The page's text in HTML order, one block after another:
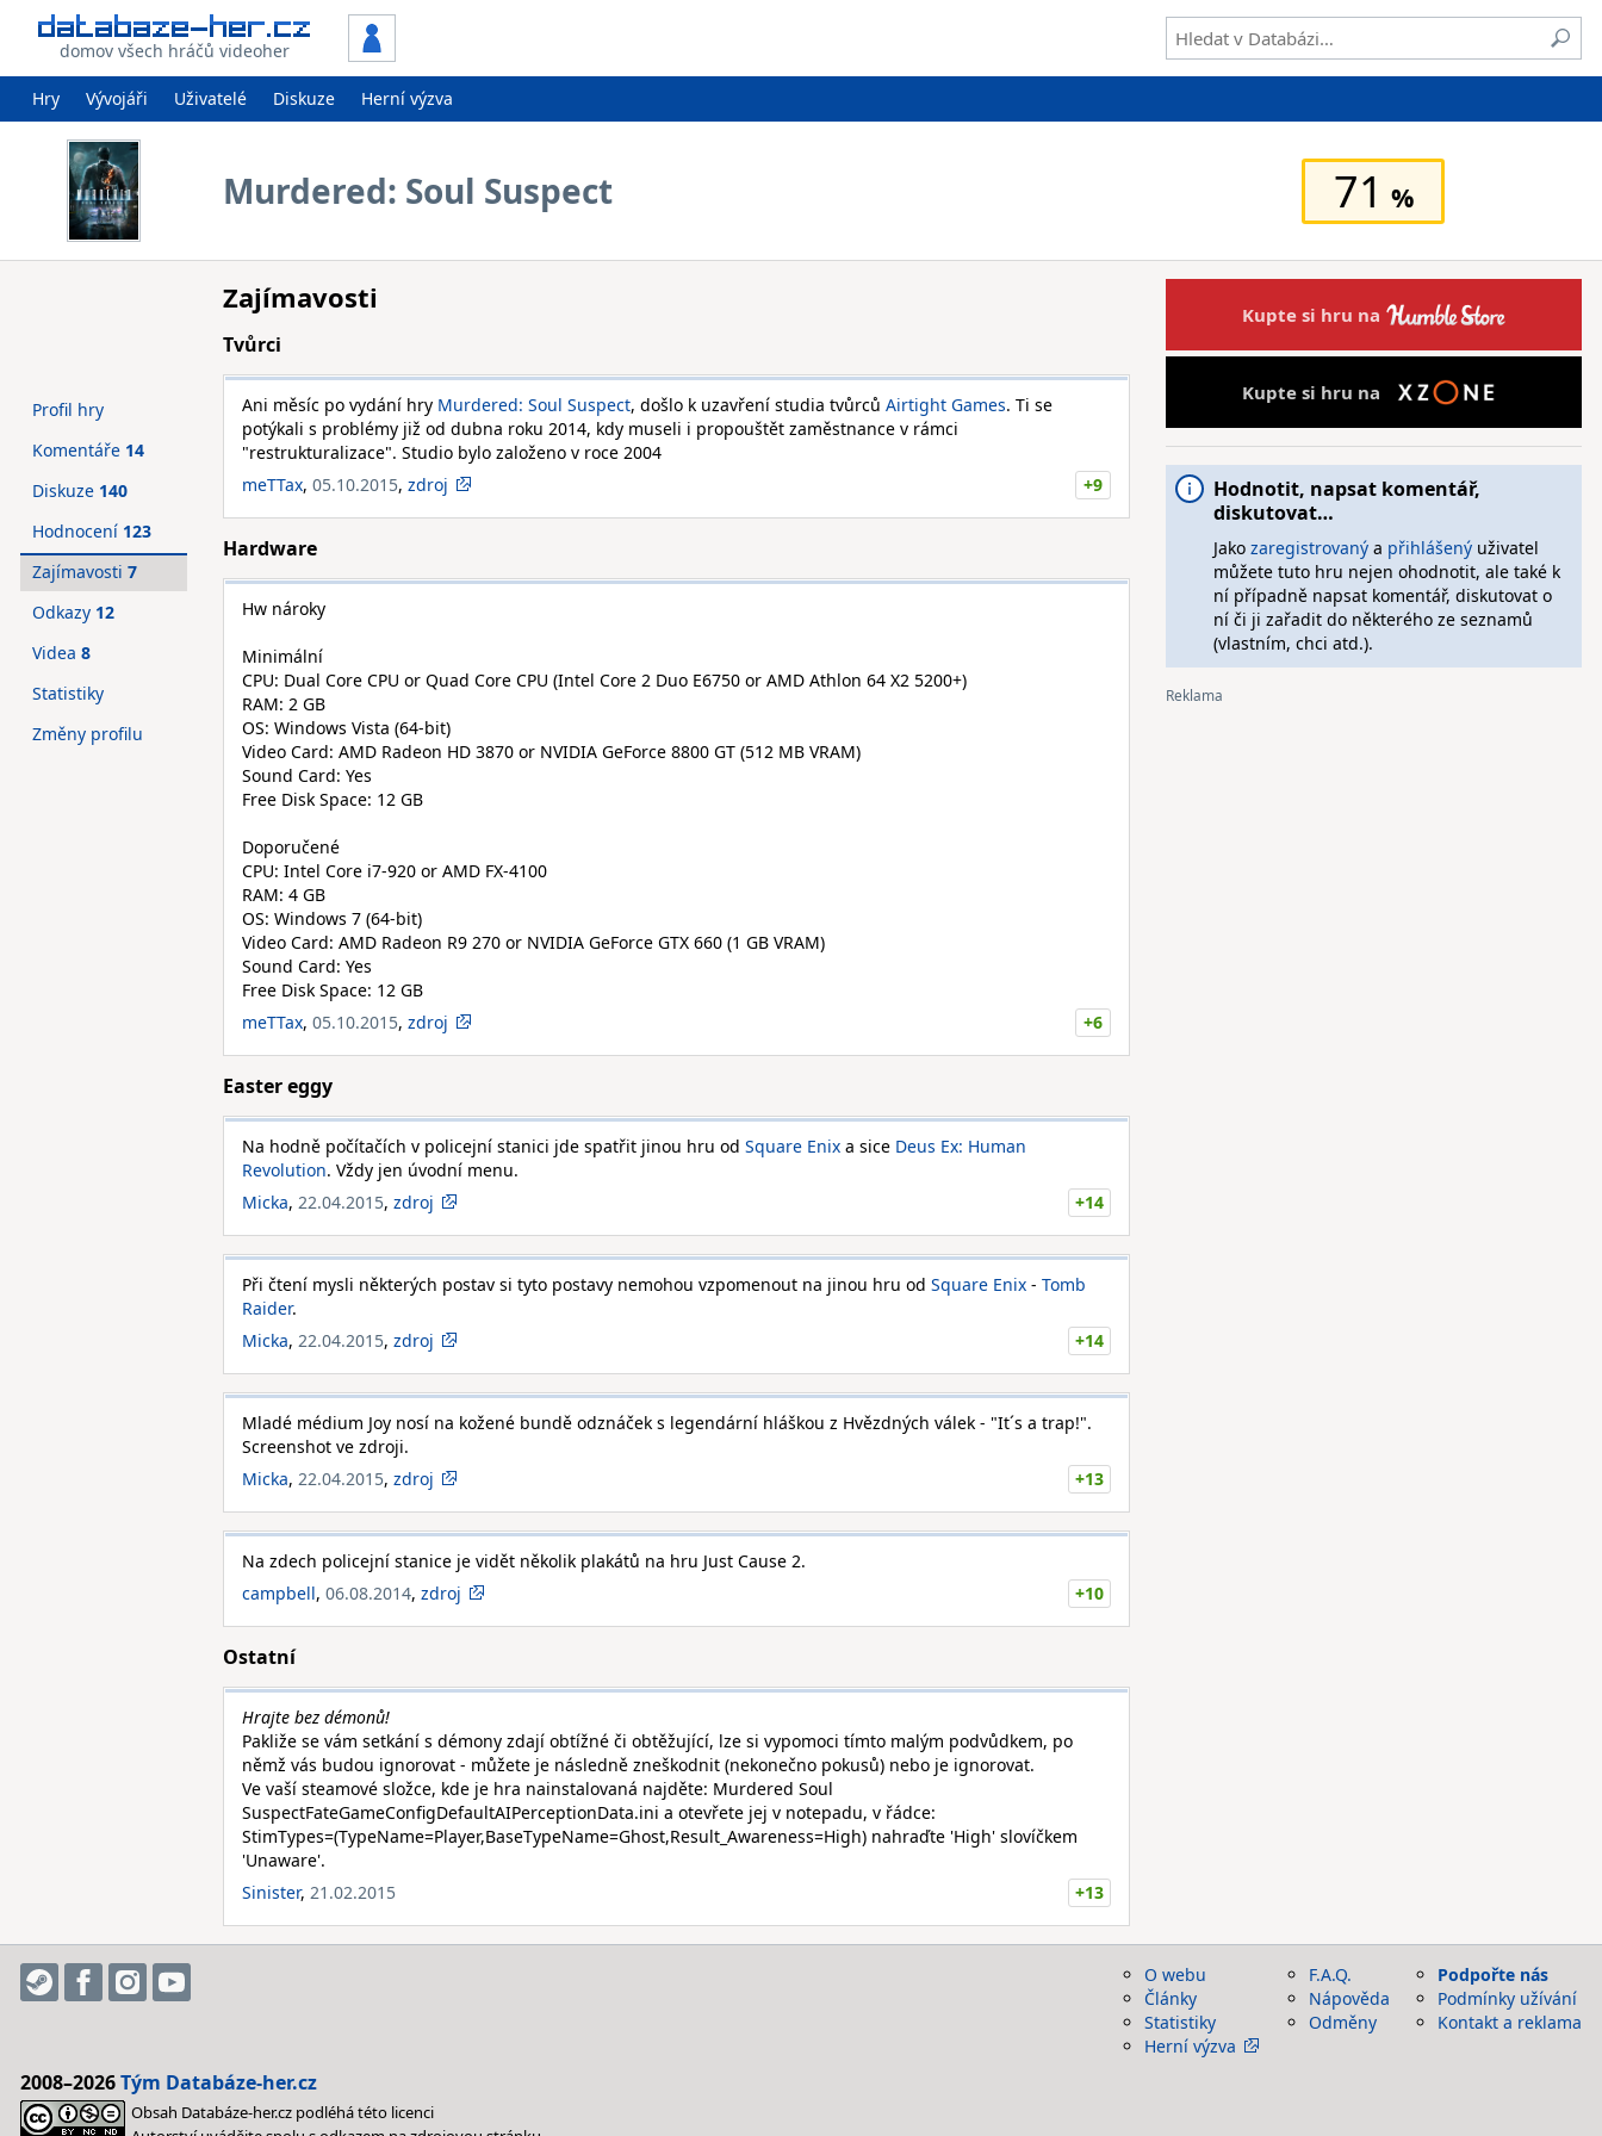
domov všech hráčů videoher
Hry Vývojáři Uživatelé Diskuze Herní výzva
Murdered: Soul Suspect 71
Zajímavosti
Tvůrci
Ani měsíc po vydání hry Murdered: Soul Suspect, došlo k uzavření studia tvůrců Airtight Games. Ti se
potýkali s problémy již od dubna roku 2014, kdy museli i propouštět zaměstnance v rámci
"restrukturalizace". Studio bylo založeno v roce 2004
meTTax, 05.10.2015, zdroj +9
Hardware
Hw nároky
Minimální
CPU: Dual Core CPU or Quad Core CPU (Intel Core 2 Duo E6750 or AMD Athlon 64 X2 5200+)
RAM: 2 GB
OS: Windows Vista (64-bit)
Video Card: AMD Radeon HD 3870 or NVIDIA GeForce 8800 GT (512 MB VRAM)
Sound Card: Yes
Free Disk Space: 12 GB
Doporučené
CPU: Intel Core i7-920 or AMD FX-4100
RAM: 4 GB
OS: Windows 7 (64-bit)
Video Card: AMD Radeon R9 270 or NVIDIA GeForce GTX 660 (1 GB VRAM)
Sound Card: Yes
Free Disk Space: 12 GB
meTTax, 05.10.2015, zdroj +6
Easter eggy
Na hodně počítačích v policejní stanici jde spatřit jinou hru od Square Enix a sice Deus Ex: Human
Revolution. Vždy jen úvodní menu.
Micka, 22.04.2015, zdroj +14
Při čtení mysli některých postav si tyto postavy nemohou vzpomenout na jinou hru od Square Enix - Tomb
Raider.
Micka, 22.04.2015, zdroj +14
Mladé médium Joy nosí na kožené bundě odznáček s legendární hláškou z Hvězdných válek - "It´s a trap!".
Screenshot ve zdroji.
Micka, 22.04.2015, zdroj +13
Na zdech policejní stanice je vidět několik plakátů na hru Just Cause 2.
campbell, 06.08.2014, zdroj +10
Ostatní
Hrajte bez démonů!
Pakliže se vám setkání s démony zdají obtížné či obtěžující, lze si vypomoci tímto malým podvůdkem, po
němž vás budou ignorovat - můžete je následně zneškodnit (nekonečno pokusů) nebo je ignorovat.
Ve vaší steamové složce, kde je hra nainstalovaná najděte: Murdered Soul
SuspectFateGameConfigDefaultAIPerceptionData.ini a otevřete jej v notepadu, v řádce:
StimTypes=(TypeName=Player,BaseTypeName=Ghost,Result_Awareness=High) nahraďte 'High' slovíčkem
'Unaware'.
Sinister, 21.02.2015 +13
Profil hry
Komentáře 14
Diskuze 140
Hodnocení 123
Zajímavosti 7
Odkazy 12
Videa 8
Statistiky
Změny profilu
Kupte si hru na
Kupte si hru na
Hodnotit, napsat komentář,
diskutovat…
Jako zaregistrovanýa přihlášenýuživatel
můžete tuto hru nejen ohodnotit, ale také k
ní případně napsat komentář, diskutovat o
ní či ji zařadit do některého ze seznamů
(vlastním, chci atd.).
O webu
Články
Statistiky
Herní výzva
F.A.Q.
Nápověda
Odměny
Podpořte nás
Podmínky užívání
Kontakt a reklama
2008–2026Tým Databáze-her.cz
Obsah Databáze-her.cz podléhá této licenci